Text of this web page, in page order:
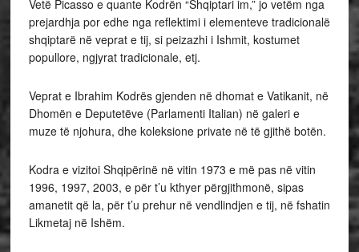
Vetë Picasso e quante Kodrën “Shqiptari im,” jo vetëm nga
prejardhja por edhe nga reflektimi i elementeve tradicionalë
shqiptarë në veprat e tij, si peizazhi i Ishmit, kostumet
popullore, ngjyrat tradicionale, etj.
Veprat e Ibrahim Kodrës gjenden në dhomat e Vatikanit, në
Dhomën e Deputetëve (Parlamenti Italian) në galeri e
muze të njohura, dhe koleksione private në të gjithë botën.
Kodra e vizitoi Shqipërinë në vitin 1973 e më pas në vitin
1996, 1997, 2003, e për t’u kthyer përgjithmonë, sipas
amanetit që la, për t’u prehur në vendlindjen e tij, në fshatin
Likmetaj në Ishëm.